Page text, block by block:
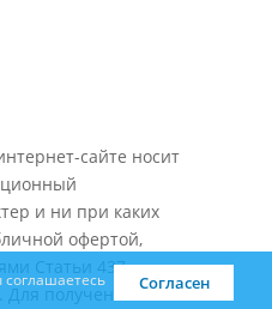
Согласен
сайте носит
и ни при каких
офертой,
Статьи 437
получения